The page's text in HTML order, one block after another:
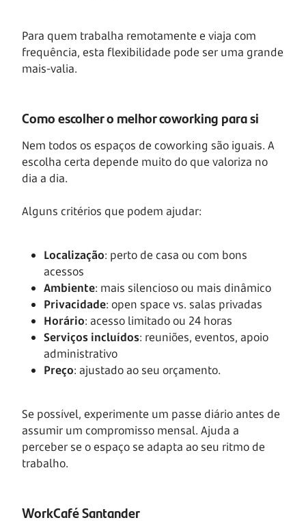
Para quem trabalha remotamente e viaja com
frequência, esta flexibilidade pode ser uma grande
mais-valia.
Como escolher o melhor coworking para si
Nem todos os espaços de coworking são iguais. A
escolha certa depende muito do que valoriza no
dia a dia.
Alguns critérios que podem ajudar:
Localização: perto de casa ou com bons
acessos
Ambiente: mais silencioso ou mais dinâmico
Privacidade: open space vs. salas privadas
Horário: acesso limitado ou 24 horas
Serviços incluídos: reuniões, eventos, apoio
administrativo
Preço: ajustado ao seu orçamento.
Se possível, experimente um passe diário antes de
assumir um compromisso mensal. Ajuda a
perceber se o espaço se adapta ao seu ritmo de
trabalho.
WorkCafé Santander